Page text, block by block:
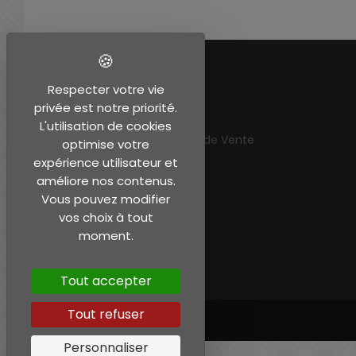
EN SAVOIR PLUS
Mentions légales
Conditions Générales de Vente
Mon compte
Respecter votre vie
privée est notre priorité.
L'utilisation de cookies
optimise votre
expérience utilisateur et
améliore nos contenus.
Vous pouvez modifier
vos choix à tout
moment.
Tout accepter
Tout refuser
Personnaliser